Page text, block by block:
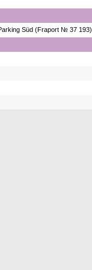
Süd (Fraport № 37 193)